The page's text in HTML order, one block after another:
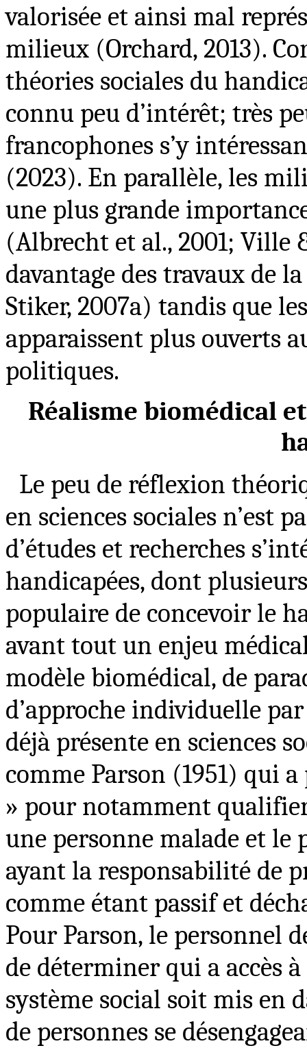
valorisée et ainsi mal
milieux (Orchard, 2013).
théories sociales du
connu peu d’intérêt; très
francophones s’y
(2023). En parallèle, les
une plus grande
(Albrecht et al., 2001; Ville
davantage des travaux de
Stiker, 2007a) tandis que
apparaissent plus ouverts
politiques.
Réalisme biomédical
Le peu de réflexion
en sciences sociales n’est
d’études et recherches
handicapées, dont
populaire de concevoir le
avant tout un enjeu
modèle biomédical, de
d’approche individuelle
déjà présente en sciences
comme Parson (1951) qui
» pour notamment
une personne malade et le
ayant la responsabilité de
comme étant passif et
Pour Parson, le personnel
de déterminer qui a accès
système social soit mis en
de personnes se